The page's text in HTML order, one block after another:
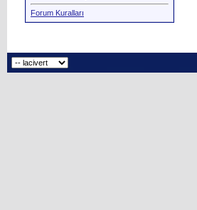
Forum Kuralları